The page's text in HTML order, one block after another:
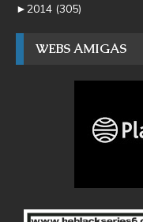
►2014 (305)
WEBS AMIGAS